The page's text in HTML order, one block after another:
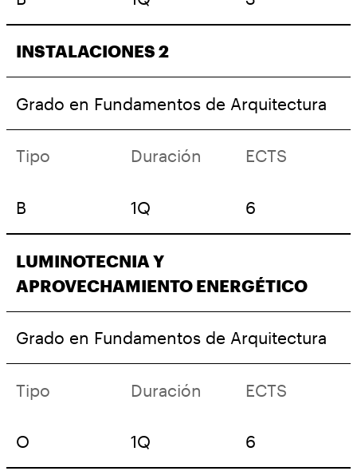
INSTALACIONES 2
Grado en Fundamentos de Arquitectura
Tipo
B
Duración
1Q
ECTS
6
LUMINOTECNIA Y
APROVECHAMIENTO ENERGÉTICO
Grado en Fundamentos de Arquitectura
Tipo
O
Duración
1Q
ECTS
6